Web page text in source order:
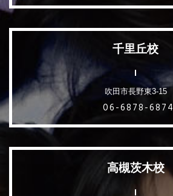
千里丘校
吹田市長野東3-15
06-6878-6874
高槻茨木校